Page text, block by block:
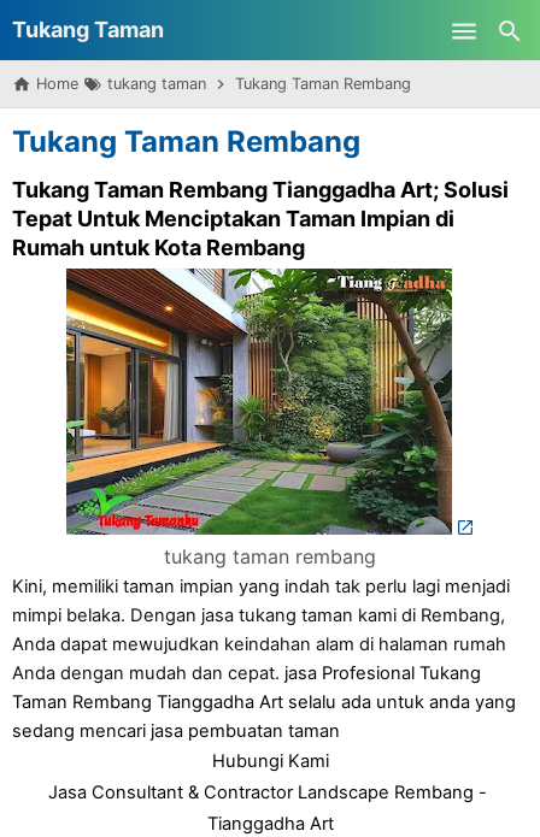
Tukang Taman
Surabaya
Home tukang taman Tukang Taman Rembang
Tukang Taman Rembang
Tukang Taman Rembang Tianggadha Art; Solusi
Tepat Untuk Menciptakan Taman Impian di
Rumah untuk Kota Rembang
tukang taman rembang
Kini, memiliki taman impian yang indah tak perlu lagi menjadi
mimpi belaka. Dengan jasa tukang taman kami di Rembang,
Anda dapat mewujudkan keindahan alam di halaman rumah
Anda dengan mudah dan cepat. jasa Profesional Tukang
Taman Rembang Tianggadha Art selalu ada untuk anda yang
sedang mencari jasa pembuatan taman
Hubungi Kami
Jasa Consultant & Contractor Landscape Rembang -
Tianggadha Art